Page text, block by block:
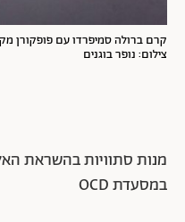
קרם ברולה סמיפרדו עם פופקורן
צילום: נופר בוגנים
מנות סתוויות בהשראת
במסעדת OCD